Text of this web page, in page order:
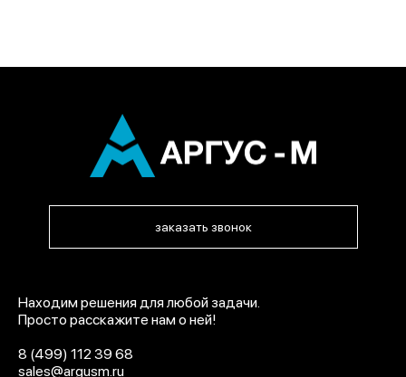
заказать звонок
Находим решения для любой задачи.
Просто расскажите нам о ней!
8 (499) 112 39 68
sales@argusm.ru